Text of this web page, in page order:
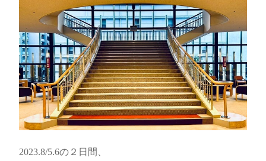
2023.8/5.6の２日間、